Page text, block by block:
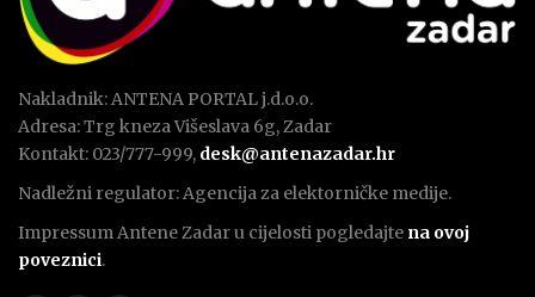
Nakladnik: ANTENA PORTAL j.d.o.o.
Adresa: Trg kneza Višeslava 6g, Zadar
Kontakt: 023/777-999, desk@antenazadar.hr
Nadležni regulator: Agencija za elektorničke medije.
Impressum Antene Zadar u cijelosti pogledajte na ovoj
poveznici.